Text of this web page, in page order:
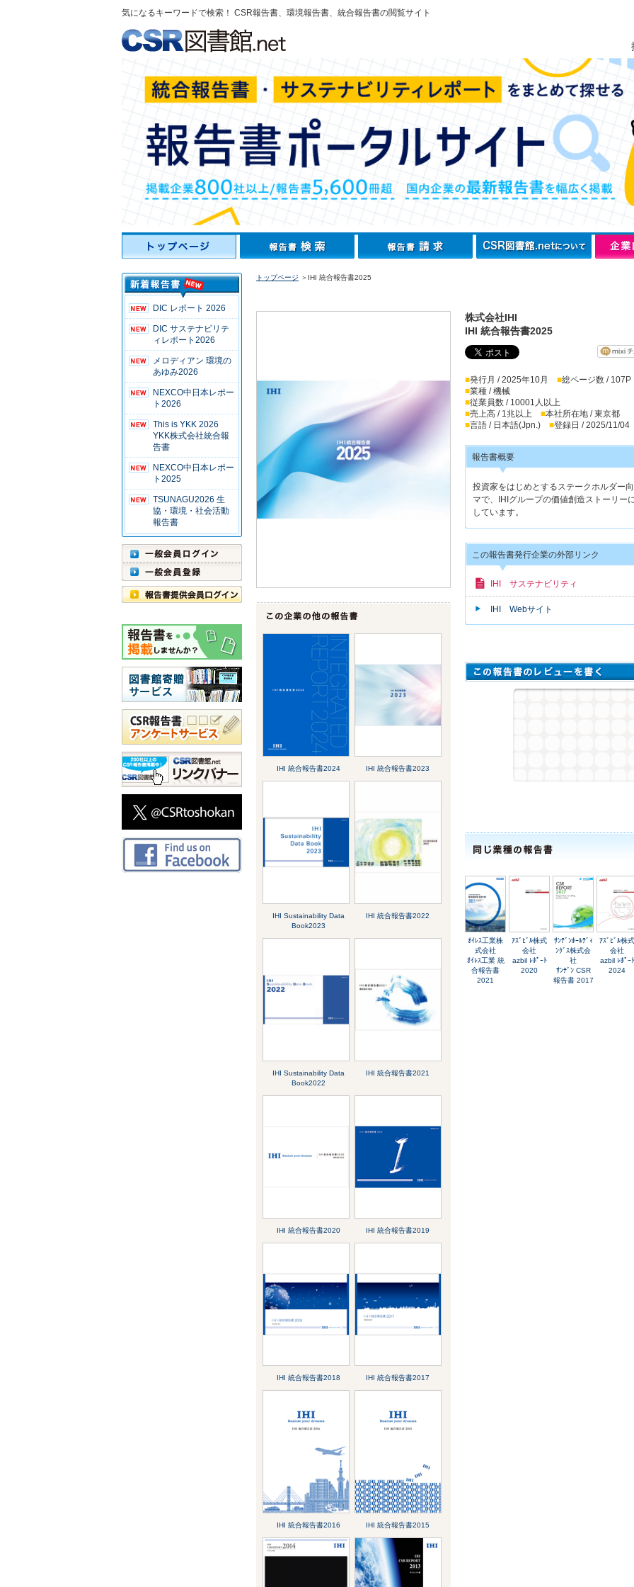
気になるキーワードで検索！ CSR報告書、環境報告書、統合報告書の閲覧サイト
DIC レポート 2026
DIC サステナビリテ
ィレポート2026
メロディアン 環境の
あゆみ2026
NEXCO中日本レポー
ト2026
This is YKK 2026
YKK株式会社統合報
告書
NEXCO中日本レポー
ト2025
TSUNAGU2026 生
協・環境・社会活動
報告書
トップページ ＞IHI 統合報告書2025
IHI 統合報告書2024 IHI 統合報告書2023
IHI Sustainability Data
Book2023
IHI 統合報告書2022
IHI Sustainability Data
Book2022
IHI 統合報告書2021
IHI 統合報告書2020 IHI 統合報告書2019
IHI 統合報告書2018 IHI 統合報告書2017
IHI 統合報告書2016 IHI 統合報告書2015
株式会社IHI
IHI 統合報告書2025
■発行月 / 2025年10月 ■総ページ数 / 107P
■業種 / 機械
■従業員数 / 10001人以上
■売上高 / 1兆以上 ■本社所在地 / 東京都
■言語 / 日本語(Jpn.) ■登録日 / 2025/11/04
報告書概要
投資家をはじめとするステークホルダー
マで、IHIグループの価値創造ストーリー
しています。
この報告書発行企業の外部リンク
IHI サステナビリティ
IHI Webサイト
ｵｲﾚｽ工業株
式会社
ｵｲﾚｽ工業 統
合報告書
2021
ｱｽﾞﾋﾞﾙ株式
会社
azbil ﾚﾎﾟｰﾄ
2020
ｻﾝﾃﾞﾝﾎｰﾙﾃﾞｨ
ﾝｸﾞｽ株式会
社
ｻﾝﾃﾞﾝ CSR
報告書 2017
ｱｽﾞﾋﾞﾙ株式
会社
azbil ﾚﾎﾟｰﾄ
2024